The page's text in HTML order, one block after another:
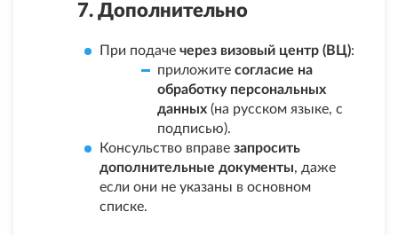
7. Дополнительно
При подаче через визовый центр (ВЦ):
приложите согласие на
обработку персональных
данных (на русском языке, с
подписью).
Консульство вправе запросить
дополнительные документы, даже
если они не указаны в основном
списке.